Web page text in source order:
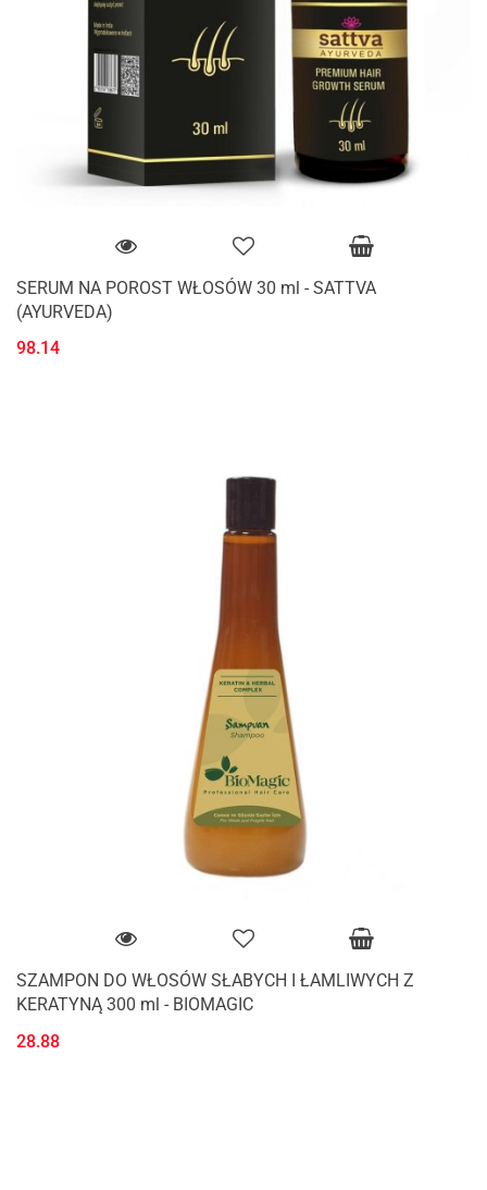
SERUM NA POROST WŁOSÓW 30 ml - SATTVA
(AYURVEDA)
98.14
SZAMPON DO WŁOSÓW SŁABYCH I ŁAMLIWYCH Z
KERATYNĄ 300 ml - BIOMAGIC
28.88